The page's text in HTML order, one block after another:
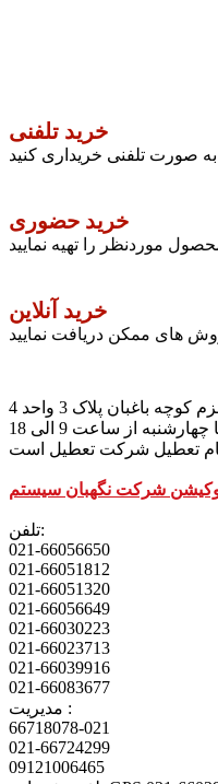
خرید تلفنی
صورت تلفنی خریداری کنید
خرید حضوری
موردنظر را تهیه نمایید
خرید آنلاین
های ممکن دریافت نمایید
باغبان پلاک 3 واحد 4
شرکت نگهبان سیستم
تلفن:
021-66056650
021-66051812
021-66051320
021-66056649
021-66030223
021-66023713
021-66039916
021-66083677
مدیریت :
66718078-021
021-66724299
09121006465